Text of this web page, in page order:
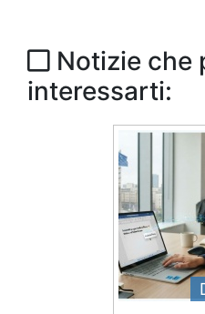
Notizie che
interessarti: